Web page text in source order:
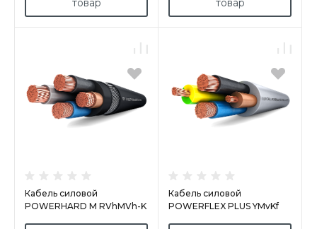
товар
товар
Кабель силовой
POWERHARD M RVhMVh-K
Кабель силовой
POWERFLEX PLUS YMvKf